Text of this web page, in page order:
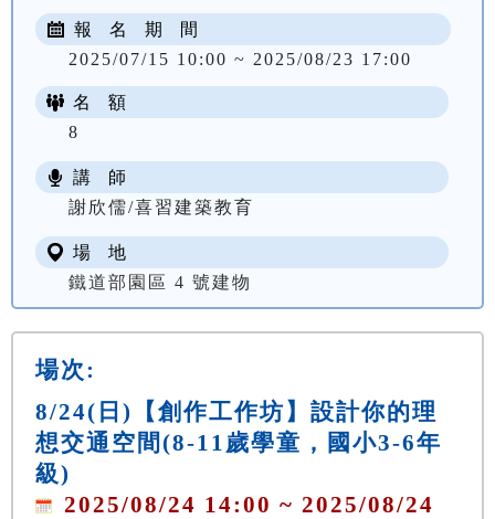
報 名 期 間
2025/07/15 10:00 ~ 2025/08/23 17:00
名 額
8
講 師
謝欣儒/喜習建築教育
場 地
鐵道部園區 4 號建物
場次:
8/24(日)【創作工作坊】設計你的理
想交通空間(8-11歲學童，國小3-6年
級)
2025/08/24 14:00 ~ 2025/08/24